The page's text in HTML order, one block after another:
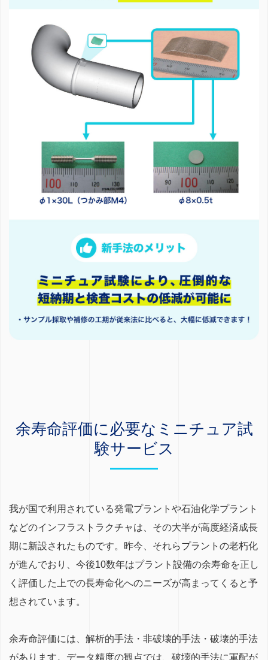
余寿命評価に必要なミニチュア試
験サービス
我が国で利用されている発電プラントや石油化学プラント
などのインフラストラクチャは、その大半が高度経済成長
期に新設されたものです。昨今、それらプラントの老朽化
が進んでおり、今後10数年はプラント設備の余寿命を正し
く評価した上での長寿命化へのニーズが高まってくると予
想されています。
余寿命評価には、解析的手法・非破壊的手法・破壊的手法
があります。データ精度の観点では、破壊的手法に軍配が